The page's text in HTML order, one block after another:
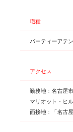
職種
パーティーアテ
アクセス
勤務地：名古屋
マリオット・ヒ
面接地：「名古